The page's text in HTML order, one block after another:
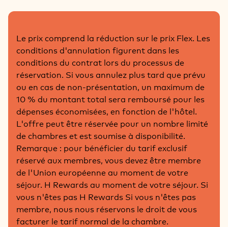
Le prix comprend la réduction sur le prix Flex. Les
conditions d'annulation figurent dans les
conditions du contrat lors du processus de
réservation. Si vous annulez plus tard que prévu
ou en cas de non-présentation, un maximum de
10 % du montant total sera remboursé pour les
dépenses économisées, en fonction de l'hôtel.
L'offre peut être réservée pour un nombre limité
de chambres et est soumise à disponibilité.
Remarque : pour bénéficier du tarif exclusif
réservé aux membres, vous devez être membre
de l'Union européenne au moment de votre
séjour. H Rewards au moment de votre séjour. Si
vous n'êtes pas H Rewards Si vous n'êtes pas
membre, nous nous réservons le droit de vous
facturer le tarif normal de la chambre.